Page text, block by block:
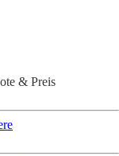
& Preis